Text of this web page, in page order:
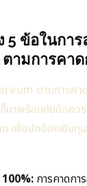
5 ข้อในกา
ามการคา
ตามการค
มาพร้อมกับข้อควร
เพื่อปกป้องเงิน
การคาดก